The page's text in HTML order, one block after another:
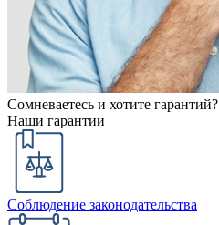
Сомневаетесь и хотите гарантий?
Наши гарантии
Соблюдение законодательства